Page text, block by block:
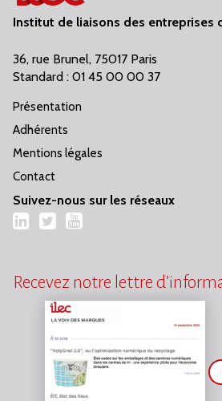
Institut de liaisons des entreprises
36, rue Brunel, 75017 Paris
Standard : 01 45 00 00 37
Présentation
Adhérents
Mentions légales
Contact
Suivez-nous sur les réseaux
LinkedIn
TwitterYouTube
Recevez notre lettre